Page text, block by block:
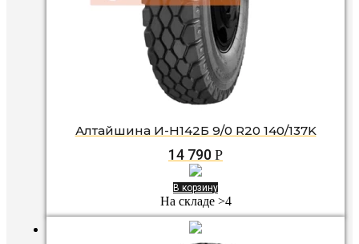
Алтайшина И-Н142Б 9/0 R20 140/137K
14 790 Р
В корзину
На складе >4